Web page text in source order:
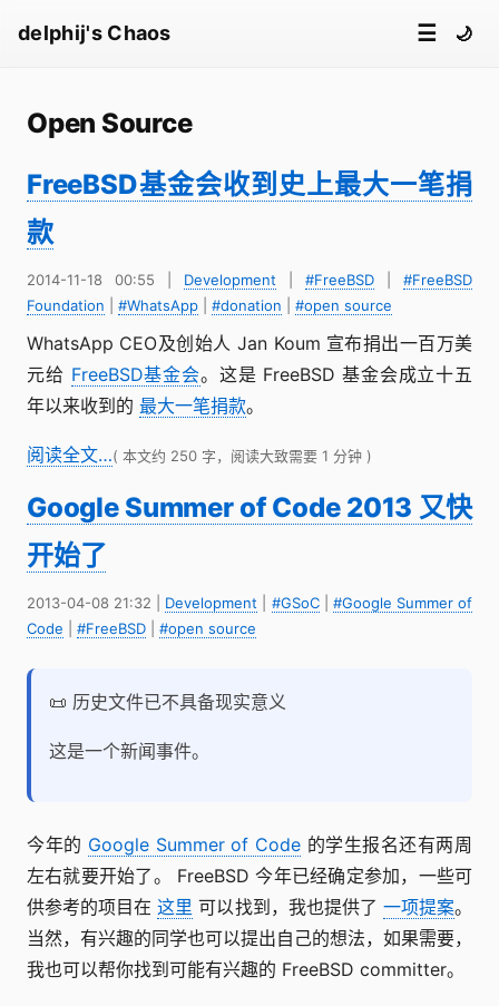
delphij's Chaos ☰ 🌙
Open Source
FreeBSD基金会收到史上最大一笔捐
款
2014-11-18 00:55 Development #FreeBSD
#FreeBSD
Foundation
#WhatsApp #donation #open source
WhatsApp CEO及创始人 Jan Koum 宣布捐出一百万美
元给 FreeBSD基金会。这是 FreeBSD 基金会成立十五
年以来收到的 最大一笔捐款。
阅读全文…( 本文约 250 字，阅读大致需要 1 分钟 )
Google Summer of Code 2013 又快
开始了
2013-04-08 21:32 Development #GSoC| #Google Summer of
Code
#FreeBSD #open source
📜 历史文件已不具备现实意义
这是一个新闻事件。
今年的 Google Summer of Code的学生报名还有两周
左右就要开始了。 FreeBSD 今年已经确定参加，一些可
供参考的项目在这里 可以找到，我也提供了 一项提案。
当然，有兴趣的同学也可以提出自己的想法，如果需要，
我也可以帮你找到可能有兴趣的 FreeBSD committer。